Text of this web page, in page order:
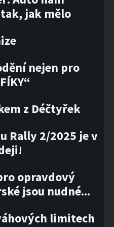
jak mělo
nejen pro
z Déčtyřek
Rally 2/2025 je v
opravdový
jsou nudné...
limitech